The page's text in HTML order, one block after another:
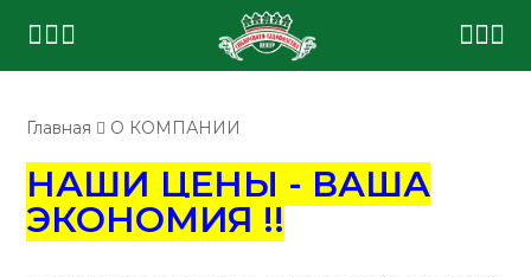
Главная О КОМПАНИИ
НАШИ ЦЕНЫ - ВАША
ЭКОНОМИЯ !!